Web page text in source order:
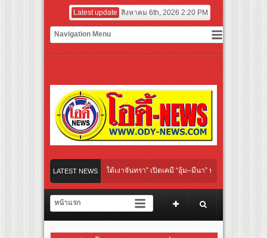
Latest update สิงหาคม 6th, 2026 2:20 PM
LATEST NEWS
“Under Her Rules ใต้เงาจันทรา” เปิดเคมี “อุ้ม–มีนา” ประกบคู่ครั้งสำคัญ ชวนแฟนปัก
ลิกอาย เลิกเงียบ เลิกชะล่าใจ” เรื่อง HPV ในแคมเปญ “HPV ไม่เป็นไร…ไม่ได้”
ชียร์ สู่ทีมชาติไทย ชวนแฟนลูกยางใกล้ชิดนักตบสาวทีมชาติไทย 15 ส.ค.นี้